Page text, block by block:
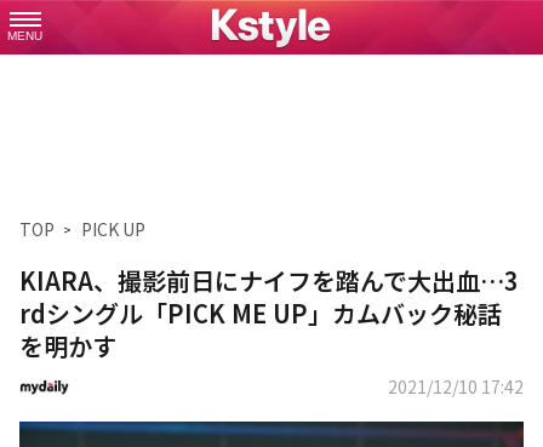
MENU
TOP PICK UP
KIARA、撮影前日にナイフを踏んで大出血…3
rdシングル「PICK ME UP」カムバック秘話
を明かす
2021/12/10 17:42